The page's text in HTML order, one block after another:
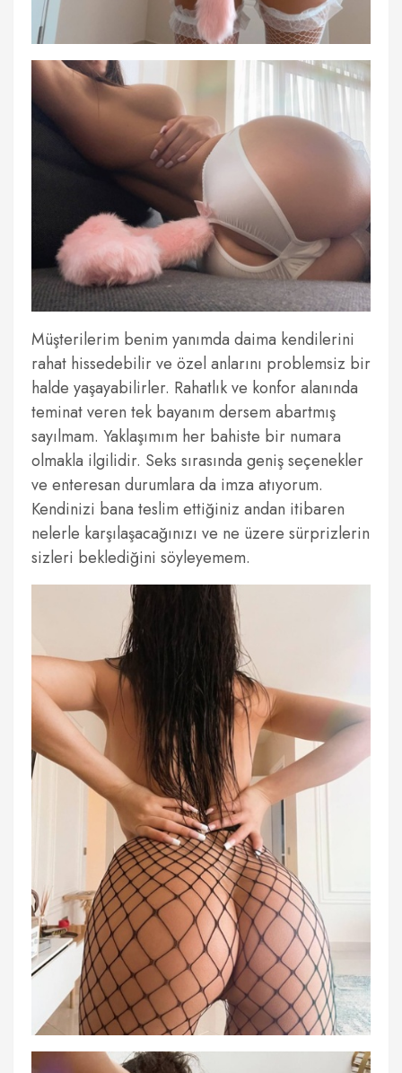
Müşterilerim benim yanımda daima kendilerini
rahat hissedebilir ve özel anlarını problemsiz bir
halde yaşayabilirler. Rahatlık ve konfor alanında
teminat veren tek bayanım dersem abartmış
sayılmam. Yaklaşımım her bahiste bir numara
olmakla ilgilidir. Seks sırasında geniş seçenekler
ve enteresan durumlara da imza atıyorum.
Kendinizi bana teslim ettiğiniz andan itibaren
nelerle karşılaşacağınızı ve ne üzere sürprizlerin
sizleri beklediğini söyleyemem.